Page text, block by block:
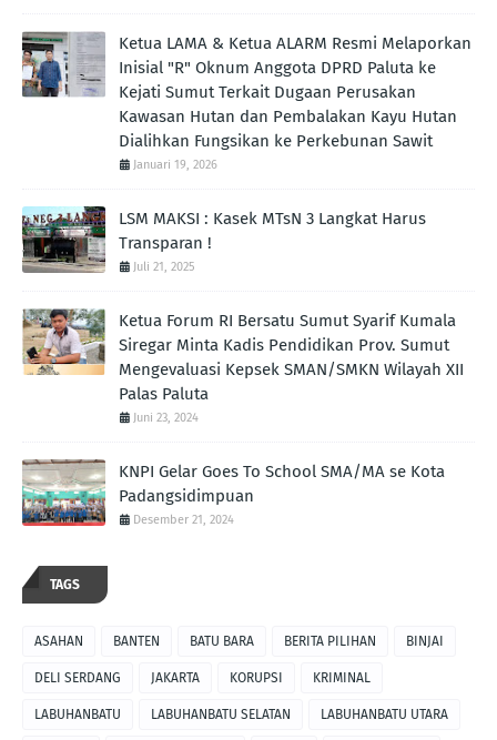
Ketua LAMA & Ketua ALARM Resmi Melaporkan
Inisial "R" Oknum Anggota DPRD Paluta ke
Kejati Sumut Terkait Dugaan Perusakan
Kawasan Hutan dan Pembalakan Kayu Hutan
Dialihkan Fungsikan ke Perkebunan Sawit
Januari 19, 2026
LSM MAKSI : Kasek MTsN 3 Langkat Harus
Transparan !
Juli 21, 2025
Ketua Forum RI Bersatu Sumut Syarif Kumala
Siregar Minta Kadis Pendidikan Prov. Sumut
Mengevaluasi Kepsek SMAN/SMKN Wilayah XII
Palas Paluta
Juni 23, 2024
KNPI Gelar Goes To School SMA/MA se Kota
Padangsidimpuan
Desember 21, 2024
TAGS
ASAHAN BANTEN BATU BARA BERITA PILIHAN BINJAI
DELI SERDANG JAKARTA KORUPSI KRIMINAL
LABUHANBATU LABUHANBATU SELATAN LABUHANBATU UTARA